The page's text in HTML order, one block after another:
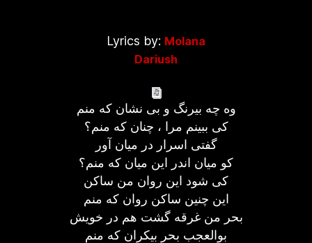
Lyrics by: Molana
Dariush
وه چه بیرنگ و بی نشان که منم
کی ببینم مرا ، چنان که منم؟
گفتی اسرار در میان آور
کو میان اندر این میان که منم؟
کی شود این روان من ساکن
این چنین ساکن روان که منم
بحر من غرقه گشت هم در خویش
بوالعجب بحر بیکران که منم